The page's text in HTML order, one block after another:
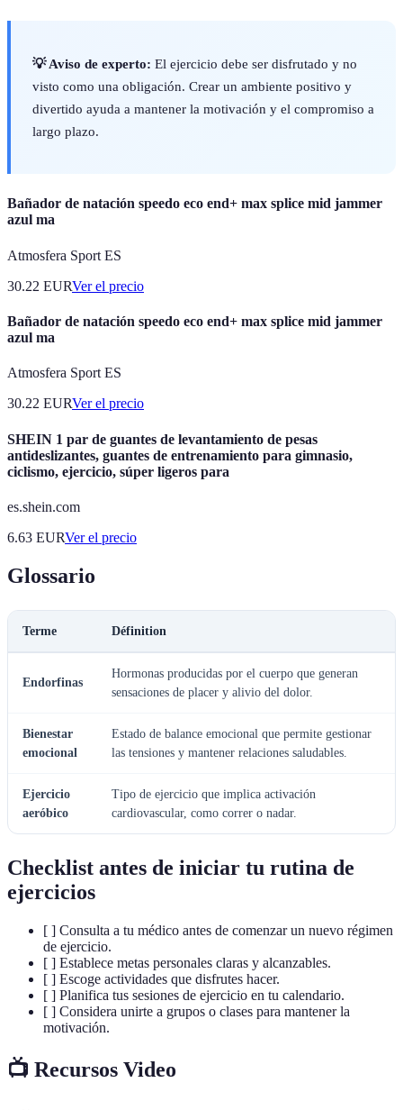
💡 Aviso de experto: El ejercicio debe ser disfrutado y no
visto como una obligación. Crear un ambiente positivo y
divertido ayuda a mantener la motivación y el compromiso a
largo plazo.
Bañador de natación speedo eco end+ max splice mid jammer
azul ma
Atmosfera Sport ES
30.22 EURVer el precio
Bañador de natación speedo eco end+ max splice mid jammer
azul ma
Atmosfera Sport ES
30.22 EURVer el precio
SHEIN 1 par de guantes de levantamiento de pesas
antideslizantes, guantes de entrenamiento para gimnasio,
ciclismo, ejercicio, súper ligeros para
es.shein.com
6.63 EURVer el precio
Glossario
Terme Définition
Endorfinas
Hormonas producidas por el cuerpo que generan
sensaciones de placer y alivio del dolor.
Bienestar
emocional
Estado de balance emocional que permite gestionar
las tensiones y mantener relaciones saludables.
Ejercicio
aeróbico
Tipo de ejercicio que implica activación
cardiovascular, como correr o nadar.
Checklist antes de iniciar tu rutina de
ejercicios
[ ] Consulta a tu médico antes de comenzar un nuevo régimen
de ejercicio.
[ ] Establece metas personales claras y alcanzables.
[ ] Escoge actividades que disfrutes hacer.
[ ] Planifica tus sesiones de ejercicio en tu calendario.
[ ] Considera unirte a grupos o clases para mantener la
motivación.
📺 Recursos Video